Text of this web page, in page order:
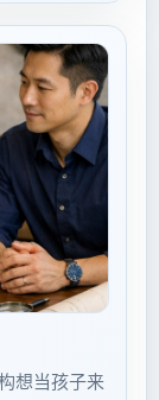
想当孩子来